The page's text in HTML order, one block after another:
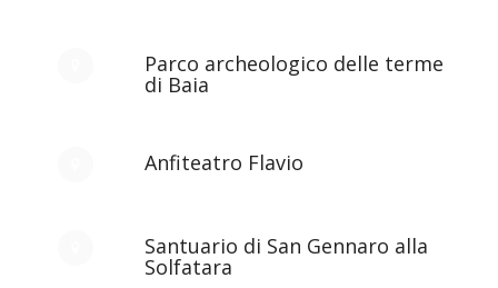
Parco archeologico delle terme
di Baia
Anfiteatro Flavio
Santuario di San Gennaro alla
Solfatara